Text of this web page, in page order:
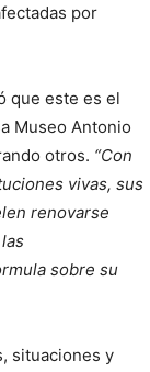
por
que este es el
Museo Antonio
otros. “Con
vivas, sus
renovarse
sobre su
situaciones y